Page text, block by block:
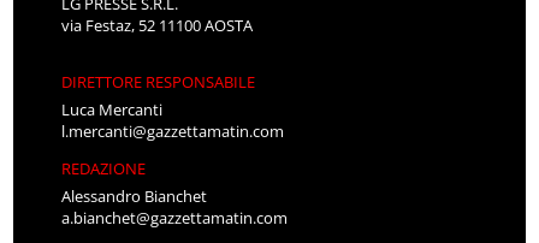
via Festaz, 52 11100 AOSTA
DIRETTORE RESPONSABILE
Luca Mercanti
l.mercanti@gazzettamatin.com
REDAZIONE
Alessandro Bianchet
a.bianchet@gazzettamatin.com